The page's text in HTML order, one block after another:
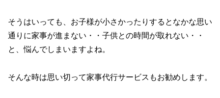
そうはいっても、お子様が小さかったりするとなかな思い
通りに家事が進まない・・子供との時間が取れない・・
と、悩んでしまいますよね。
そんな時は思い切って家事代行サービスもお勧めします。